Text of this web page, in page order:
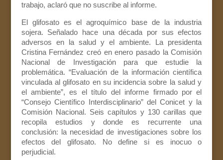
trabajo, aclaró que no suscribe al informe.
El glifosato es el agroquímico base de la industria
sojera. Señalado hace una década por sus efectos
adversos en la salud y el ambiente. La presidenta
Cristina Fernández creó en enero pasado la Comisión
Nacional de Investigación para que estudie la
problemática. “Evaluación de la información científica
vinculada al glifosato en su incidencia sobre la salud y
el ambiente”, es el título del informe firmado por el
“Consejo Científico Interdisciplinario” del Conicet y la
Comisión Nacional. Seis capítulos y 130 carillas que
recopila estudios y donde es recurrente una
conclusión: la necesidad de investigaciones sobre los
efectos del glifosato. No define si es inocuo o
perjudicial.